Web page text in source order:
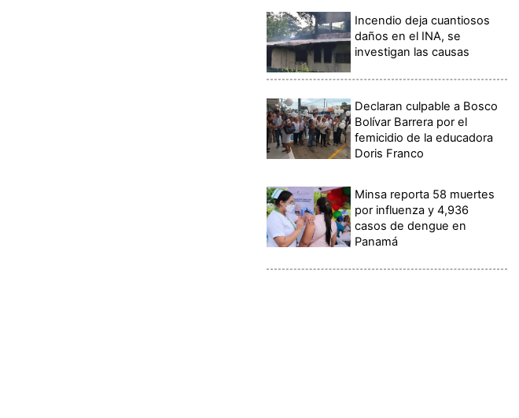
Incendio deja cuantiosos
daños en el INA, se
investigan las causas
Declaran culpable a Bosco
Bolívar Barrera por el
femicidio de la educadora
Doris Franco
Minsa reporta 58 muertes
por influenza y 4,936
casos de dengue en
Panamá